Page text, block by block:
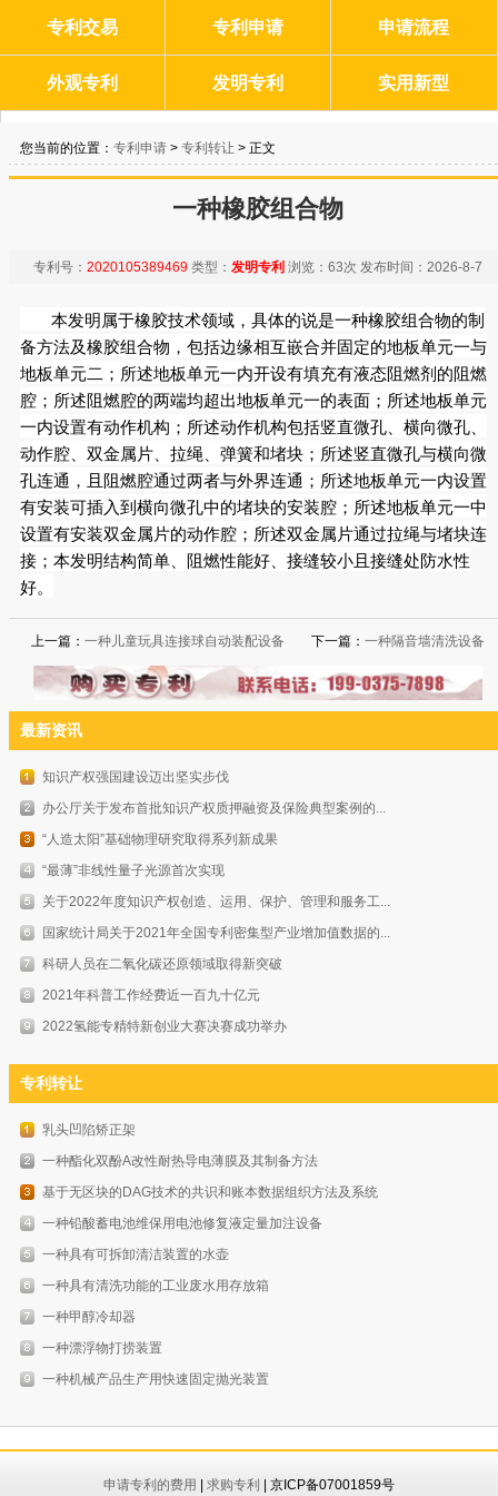
专利交易 专利申请 申请流程
外观专利 发明专利 实用新型
您当前的位置： 专利申请 > 专利转让 > 正文
一种橡胶组合物
专利号： 2020105389469 类型： 发明专利 浏览： 63次 发布时间： 2026-8-7
本发明属于橡胶技术领域，具体的说是一种橡胶组合物的制
备方法及橡胶组合物，包括边缘相互嵌合并固定的地板单元一与
地板单元二；所述地板单元一内开设有填充有液态阻燃剂的阻燃
腔；所述阻燃腔的两端均超出地板单元一的表面；所述地板单元
一内设置有动作机构；所述动作机构包括竖直微孔、横向微孔、
动作腔、双金属片、拉绳、弹簧和堵块；所述竖直微孔与横向微
孔连通，且阻燃腔通过两者与外界连通；所述地板单元一内设置
有安装可插入到横向微孔中的堵块的安装腔；所述地板单元一中
设置有安装双金属片的动作腔；所述双金属片通过拉绳与堵块连
接；本发明结构简单、阻燃性能好、接缝较小且接缝处防水性
好。
上一篇： 一种儿童玩具连接球自动装配设备 下一篇： 一种隔音墙清洗设备
最新资讯
知识产权强国建设迈出坚实步伐
办公厅关于发布首批知识产权质押融资及保险典型案例的...
“人造太阳”基础物理研究取得系列新成果
“最薄”非线性量子光源首次实现
关于2022年度知识产权创造、运用、保护、管理和服务工...
国家统计局关于2021年全国专利密集型产业增加值数据的...
科研人员在二氧化碳还原领域取得新突破
2021年科普工作经费近一百九十亿元
2022氢能专精特新创业大赛决赛成功举办
专利转让
乳头凹陷矫正架
一种酯化双酚A改性耐热导电薄膜及其制备方法
基于无区块的DAG技术的共识和账本数据组织方法及系统
一种铅酸蓄电池维保用电池修复液定量加注设备
一种具有可拆卸清洁装置的水壶
一种具有清洗功能的工业废水用存放箱
一种甲醇冷却器
一种漂浮物打捞装置
一种机械产品生产用快速固定抛光装置
申请专利的费用 求购专利 | 京ICP备07001859号